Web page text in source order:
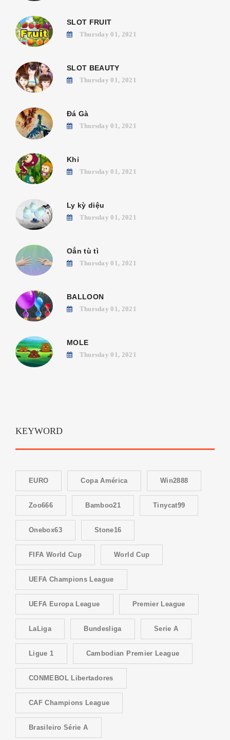
SLOT FRUIT
Thursday 01, 2021
SLOT BEAUTY
Thursday 01, 2021
Đá Gà
Thursday 01, 2021
Khỉ
Thursday 01, 2021
Ly kỳ diệu
Thursday 01, 2021
Oẳn tù tì
Thursday 01, 2021
BALLOON
Thursday 01, 2021
MOLE
Thursday 01, 2021
KEYWORD
EURO Copa América Win2888
Zoo666 Bamboo21 Tinycat99
Onebox63 Stone16
FIFA World Cup World Cup
UEFA Champions League
UEFA Europa League Premier League
LaLiga Bundesliga Serie A
Ligue 1 Cambodian Premier League
CONMEBOL Libertadores
CAF Champions League
Brasileiro Série A